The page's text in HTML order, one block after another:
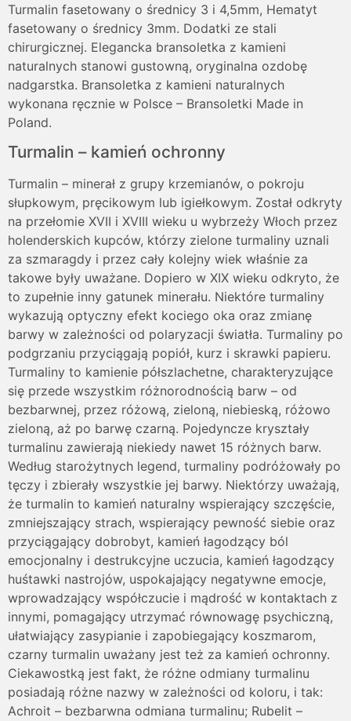
Turmalin fasetowany o średnicy 3 i 4,5mm, Hematyt
fasetowany o średnicy 3mm. Dodatki ze stali
chirurgicznej. Elegancka bransoletka z kamieni
naturalnych stanowi gustowną, oryginalna ozdobę
nadgarstka. Bransoletka z kamieni naturalnych
wykonana ręcznie w Polsce – Bransoletki Made in
Poland.
Turmalin – kamień ochronny
Turmalin – minerał z grupy krzemianów, o pokroju
słupkowym, pręcikowym lub igiełkowym. Został odkryty
na przełomie XVII i XVIII wieku u wybrzeży Włoch przez
holenderskich kupców, którzy zielone turmaliny uznali
za szmaragdy i przez cały kolejny wiek właśnie za
takowe były uważane. Dopiero w XIX wieku odkryto, że
to zupełnie inny gatunek minerału. Niektóre turmaliny
wykazują optyczny efekt kociego oka oraz zmianę
barwy w zależności od polaryzacji światła. Turmaliny po
podgrzaniu przyciągają popiół, kurz i skrawki papieru.
Turmaliny to kamienie półszlachetne, charakteryzujące
się przede wszystkim różnorodnością barw – od
bezbarwnej, przez różową, zieloną, niebieską, różowo
zieloną, aż po barwę czarną. Pojedyncze kryształy
turmalinu zawierają niekiedy nawet 15 różnych barw.
Według starożytnych legend, turmaliny podróżowały po
tęczy i zbierały wszystkie jej barwy. Niektórzy uważają,
że turmalin to kamień naturalny wspierający szczęście,
zmniejszający strach, wspierający pewność siebie oraz
przyciągający dobrobyt, kamień łagodzący ból
emocjonalny i destrukcyjne uczucia, kamień łagodzący
huśtawki nastrojów, uspokajający negatywne emocje,
wprowadzający współczucie i mądrość w kontaktach z
innymi, pomagający utrzymać równowagę psychiczną,
ułatwiający zasypianie i zapobiegający koszmarom,
czarny turmalin uważany jest też za kamień ochronny.
Ciekawostką jest fakt, że różne odmiany turmalinu
posiadają różne nazwy w zależności od koloru, i tak:
Achroit – bezbarwna odmiana turmalinu; Rubelit –